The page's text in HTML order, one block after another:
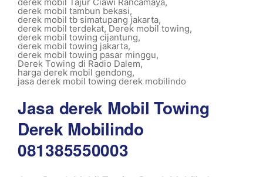
derek mobil tambun bekasi,
derek mobil tb simatupang jakarta,
derek mobil terdekat,Derek mobil towing,
derek mobil towing cijantung,
derek mobil towing jakarta,
derek mobil towing pasar minggu,
Derek Towing di Radio Dalem,
harga derek mobil gendong,
jasa derek mobil towing derek mobilindo
Jasa derek Mobil Towing
Derek Mobilindo
081385550003